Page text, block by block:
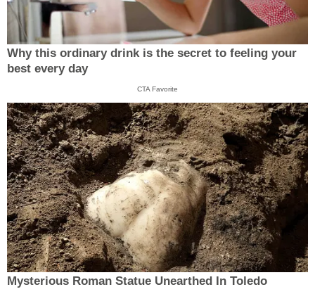
Why this ordinary drink is the secret to feeling your
best every day
CTA Favorite
Mysterious Roman Statue Unearthed In Toledo